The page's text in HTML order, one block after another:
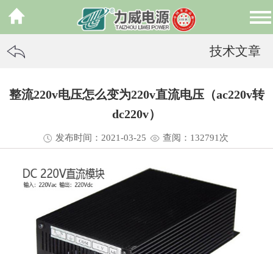
技术文章
整流220v电压怎么变为220v直流电压（ac220v转
dc220v）
发布时间：2021-03-25 查阅：132791 次